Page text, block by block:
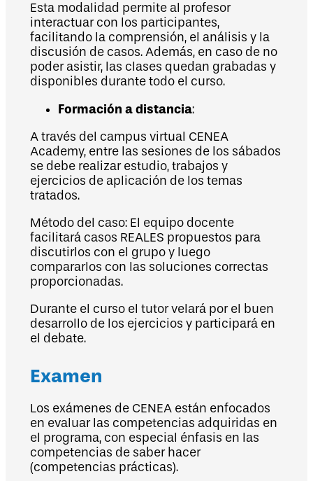
Esta modalidad permite al profesor
interactuar con los participantes,
facilitando la comprensión, el análisis y la
discusión de casos. Además, en caso de no
poder asistir, las clases quedan grabadas y
disponibles durante todo el curso.
Formación a distancia:
A través del campus virtual CENEA
Academy, entre las sesiones de los sábados
se debe realizar estudio, trabajos y
ejercicios de aplicación de los temas
tratados.
Método del caso: El equipo docente
facilitará casos REALES propuestos para
discutirlos con el grupo y luego
compararlos con las soluciones correctas
proporcionadas.
Durante el curso el tutor velará por el buen
desarrollo de los ejercicios y participará en
el debate.
Examen
Los exámenes de CENEA están enfocados
en evaluar las competencias adquiridas en
el programa, con especial énfasis en las
competencias de saber hacer
(competencias prácticas).